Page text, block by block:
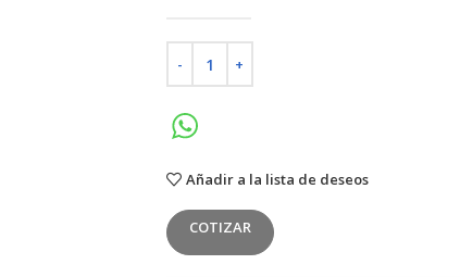
Añadir a la lista de deseos
COTIZAR